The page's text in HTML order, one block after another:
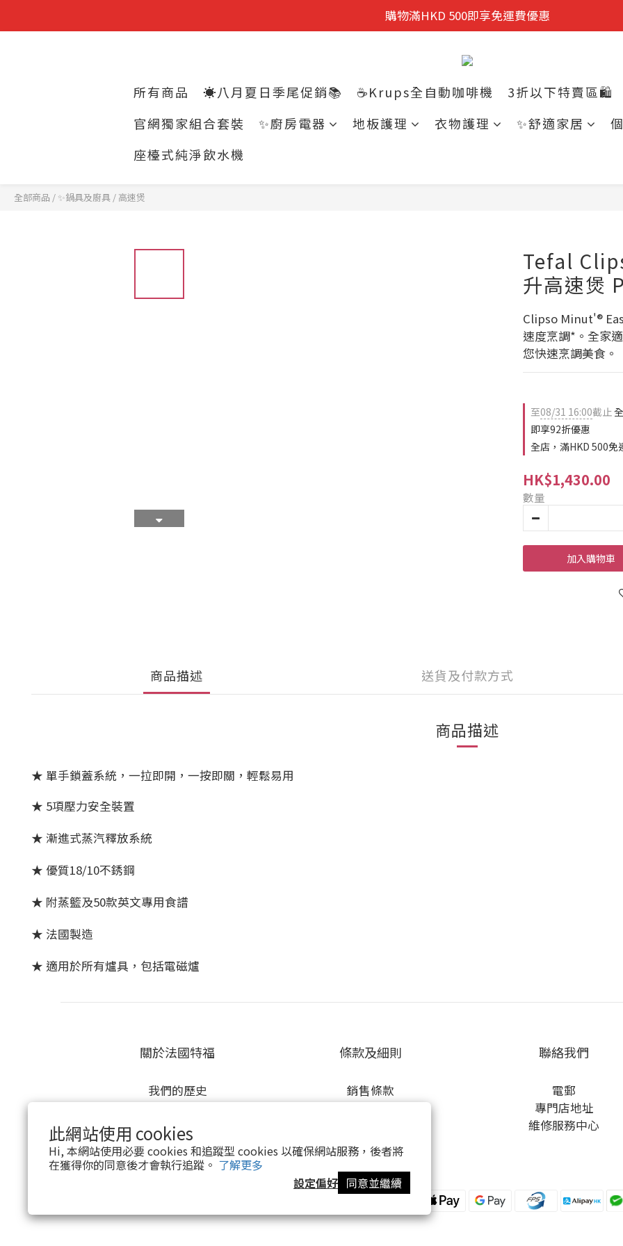
此網站使用 cookies
Hi, 本網站使用必要 cookies 和追蹤型 cookies 以確保網站服務，後者將
在獲得你的同意後才會執行追蹤。 了解更多
設定偏好 同意並繼續
迎新禮遇:  新會員首次購物 尊享全單9折優惠!
購物滿HKD 500即享免運費優惠
所有商品 ☀️八月夏日季尾促銷📚 ☕Krups全自動咖啡機
3折以下特賣區🛍️
官網獨家組合套裝
✨廚房電器 地板護理 衣物護理 ✨舒適家居
座檯式純淨飲水機
全部商品 / ✨鍋具及廚具 / 高速煲
Tefal
升高速煲
Clipso Minut'®
速度烹調*。全家
您快速烹調美食。
至08/31 16:00截止
即享92折優惠
全店，滿HKD 500免
HK$1,430.00
數量
加入購物車
商品描述 送貨及付款方式
商品描述
★ 單手鎖蓋系統，一拉即開，一按即關，輕鬆易用
★ 5項壓力安全裝置
★ 漸進式蒸汽釋放系統
★ 優質18/10不銹鋼
★ 附蒸籃及50款英文專用食譜
★ 法國製造
★ 適用於所有爐具，包括電磁爐
關於法國特福
我們的歷史
我們的承諾
我們的創新
條款及細則
銷售條款
私隱條款
一般使用條款
Cookie政策
聯絡我們
電郵
專門店地址
維修服務中心